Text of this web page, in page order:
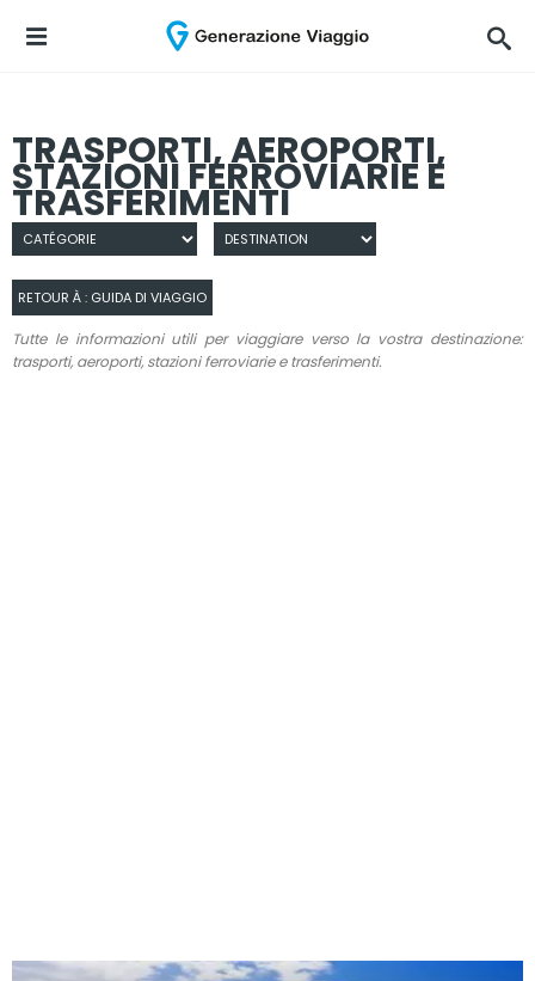
TRASPORTI, AEROPORTI,
STAZIONI FERROVIARIE E
TRASFERIMENTI
RETOUR À : GUIDA DI VIAGGIO
Tutte le informazioni utili per viaggiare verso la vostra destinazione:
trasporti, aeroporti, stazioni ferroviarie e trasferimenti.